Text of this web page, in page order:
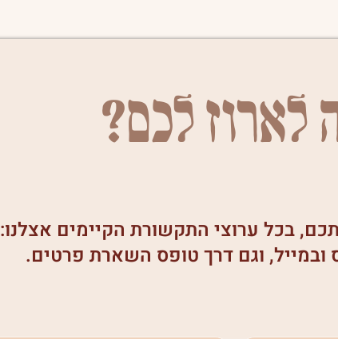
לארוז לכם?
בכל ערוצי התקשורת הקיימים אצלנו:
ובמייל, וגם דרך טופס השארת פרטים.